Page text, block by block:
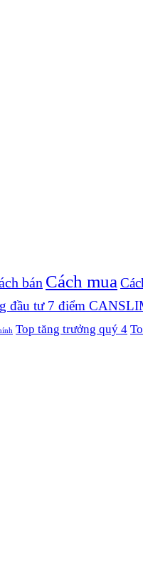
bán Cách mua
đầu tư 7 điểm
Top tăng trưởng quý 4